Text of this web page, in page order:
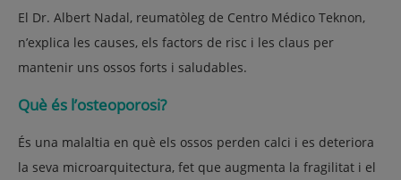
El Dr. Albert Nadal, reumatòleg de Centro Médico Teknon,
n’explica les causes, els factors de risc i les claus per
mantenir uns ossos forts i saludables.
Què és l’osteoporosi?
És una malaltia en què els ossos perden calci i es deteriora
la seva microarquitectura, fet que augmenta la fragilitat i el